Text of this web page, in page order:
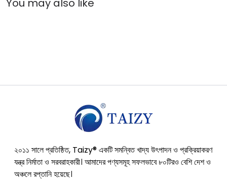
২০১১ সালে প্রতিষ্ঠিত, Taizy® একটি সমন্বিত খাদ্য উৎপাদন ও প্রক্রিয়াকরণ
যন্ত্র নির্মাতা ও সরবরাহকারী। আমাদের পণ্যসমূহ সফলভাবে ৮০টিরও বেশি দেশ ও
অঞ্চলে রপ্তানি হয়েছে।